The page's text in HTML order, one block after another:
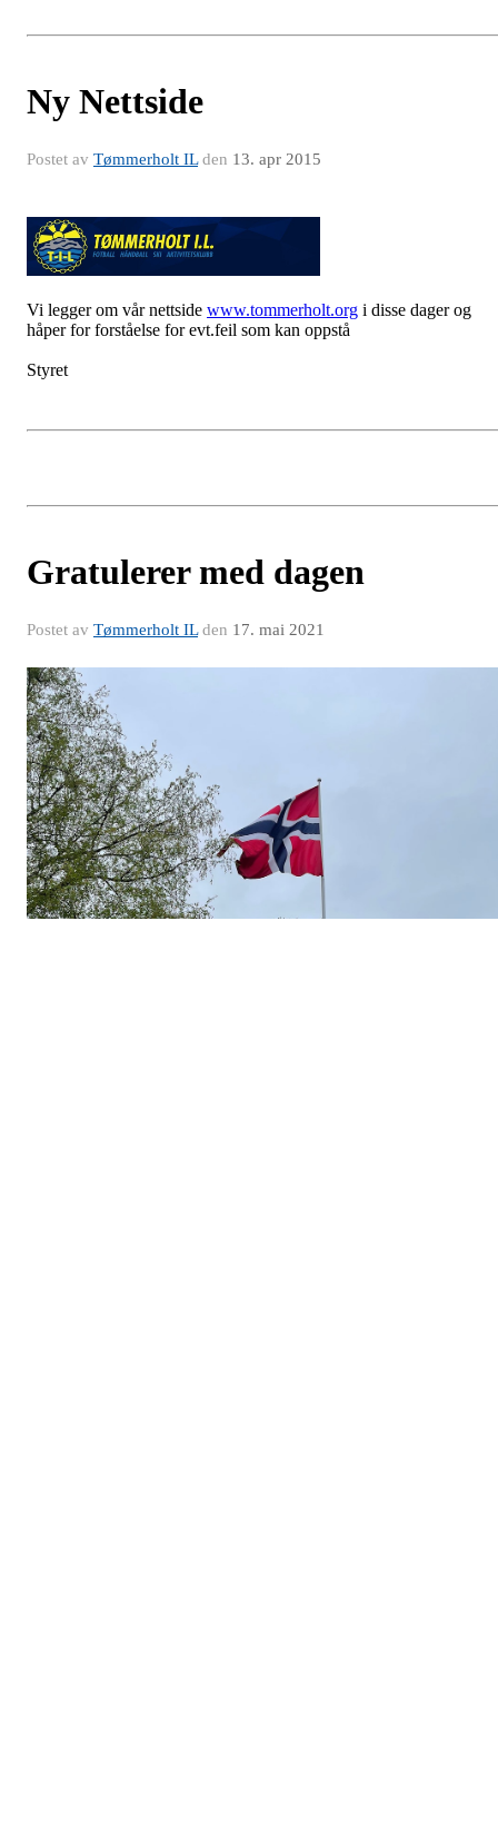
Ny Nettside
Postet av Tømmerholt ILden 13. apr 2015
Vi legger om vår nettside www.tommerholt.org i disse dager og
håper for forståelse for evt.feil som kan oppstå
Styret
Gratulerer med dagen
Postet av Tømmerholt ILden 17. mai 2021